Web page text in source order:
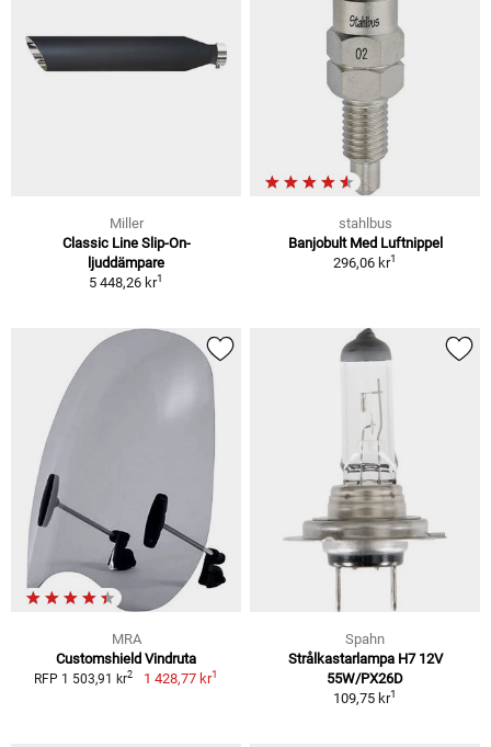
Miller
Classic Line Slip-On-
ljuddämpare
5 448,26 kr1
stahlbus
Banjobult Med Luftnippel
296,06 kr1
MRA
Customshield Vindruta
RFP 1 503,91 kr2 1 428,77 kr1
Spahn
Strålkastarlampa H7 12V
55W/PX26D
109,75 kr1